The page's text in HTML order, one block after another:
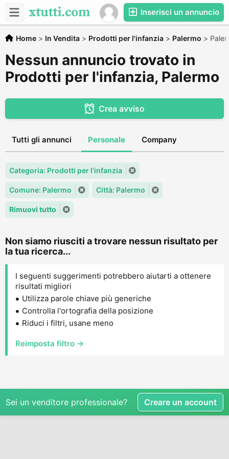
Inserisci un annuncio
Home > In Vendita > Prodotti per l'infanzia > Palermo >
Nessun annuncio trovato in
Prodotti per l'infanzia, Palermo
Crea avviso
Tutti gli annunci Personale Company
Categoria: Prodotti per l'infanzia
Comune: Palermo Città: Palermo
Rimuovi tutto
Non siamo riusciti a trovare nessun risultato per
la tua ricerca...
I seguenti suggerimenti potrebbero aiutarti a ottenere
risultati migliori
Utilizza parole chiave più generiche
Controlla l'ortografia della posizione
Riduci i filtri, usane meno
Reimposta filtro →
Sei un venditore professionale? Creare un account